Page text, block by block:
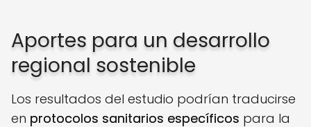
Aportes para un desarrollo
regional sostenible
Los resultados del estudio podrían traducirse
en protocolos sanitarios específicos para la